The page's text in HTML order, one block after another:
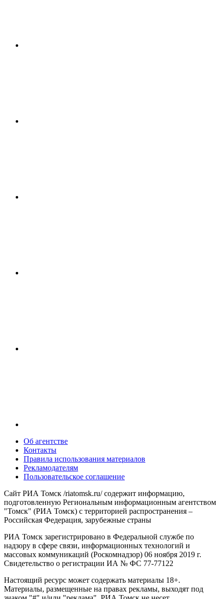
Об агентстве
Контакты
Правила использования материалов
Рекламодателям
Пользовательское соглашение
Сайт РИА Томск /riatomsk.ru/ содержит информацию,
подготовленную Региональным информационным агентством
"Томск" (РИА Томск) с территорией распространения –
Российская Федерация, зарубежные страны
РИА Томск зарегистрировано в Федеральной службе по
надзору в сфере связи, информационных технологий и
массовых коммуникаций (Роскомнадзор) 06 ноября 2019 г.
Свидетельство о регистрации ИА № ФС 77-77122
Настоящий ресурс может содержать материалы 18+.
Материалы, размещенные на правах рекламы, выходят под